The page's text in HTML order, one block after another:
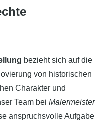
bezieht sich auf die
von historischen
Charakter und
Team bei Malermeister
anspruchsvolle Aufgabe